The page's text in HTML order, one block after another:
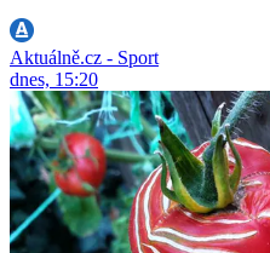
Aktuálně.cz - Sport
dnes, 15:20